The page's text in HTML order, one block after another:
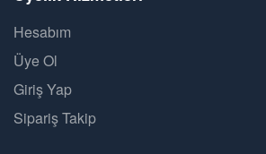
Hesabım
Üye Ol
Giriş Yap
Sipariş Takip